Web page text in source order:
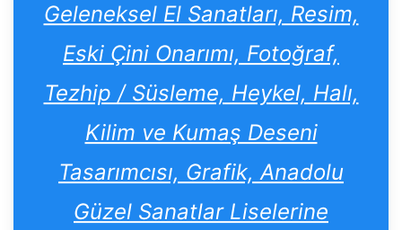
Geleneksel El Sanatları, Resim,
Eski Çini Onarımı, Fotoğraf,
Tezhip / Süsleme, Heykel, Halı,
Kilim ve Kumaş Deseni
Tasarımcısı, Grafik, Anadolu
Güzel Sanatlar Liselerine